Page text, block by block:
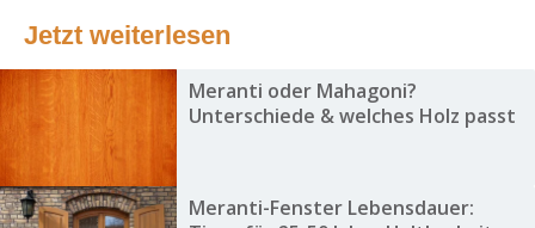
Jetzt weiterlesen
Meranti oder Mahagoni?
Unterschiede & welches Holz passt
Meranti-Fenster Lebensdauer: